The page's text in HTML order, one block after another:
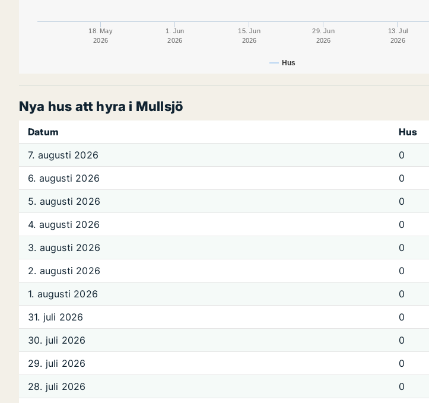
Hus
18. May
2026
1. Jun
2026
15. Jun
2026
29. Jun
2026
13. Jul
2026
Nya hus att hyra i Mullsjö
Datum
Hus
7. augusti 2026
0
6. augusti 2026
0
5. augusti 2026
0
4. augusti 2026
0
3. augusti 2026
0
2. augusti 2026
0
1. augusti 2026
0
31. juli 2026
0
30. juli 2026
0
29. juli 2026
0
28. juli 2026
0